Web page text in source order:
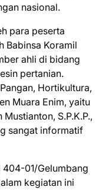
nasional.
para peserta
Babinsa Koramil
ahli di bidang
pertanian.
Hortikultura,
Muara Enim, yaitu
S.P.K.P.,
sangat informatif
404-01/Gelumbang
kegiatan ini